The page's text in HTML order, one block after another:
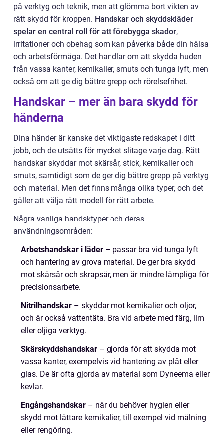
på verktyg och teknik, men att glömma bort vikten av
rätt skydd för kroppen. Handskar och skyddskläder
spelar en central roll för att förebygga skador,
irritationer och obehag som kan påverka både din hälsa
och arbetsförmåga. Det handlar om att skydda huden
från vassa kanter, kemikalier, smuts och tunga lyft, men
också om att ge dig bättre grepp och rörelsefrihet.
Handskar – mer än bara skydd för
händerna
Dina händer är kanske det viktigaste redskapet i ditt
jobb, och de utsätts för mycket slitage varje dag. Rätt
handskar skyddar mot skärsår, stick, kemikalier och
smuts, samtidigt som de ger dig bättre grepp på verktyg
och material. Men det finns många olika typer, och det
gäller att välja rätt modell för rätt arbete.
Några vanliga handsktyper och deras
användningsområden:
Arbetshandskar i läder – passar bra vid tunga lyft
och hantering av grova material. De ger bra skydd
mot skärsår och skrapsår, men är mindre lämpliga för
precisionsarbete.
Nitrilhandskar – skyddar mot kemikalier och oljor,
och är också vattentäta. Bra vid arbete med färg, lim
eller oljiga verktyg.
Skärskyddshandskar – gjorda för att skydda mot
vassa kanter, exempelvis vid hantering av plåt eller
glas. De är ofta gjorda av material som Dyneema eller
kevlar.
Engångshandskar – när du behöver hygien eller
skydd mot lättare kemikalier, till exempel vid målning
eller rengöring.